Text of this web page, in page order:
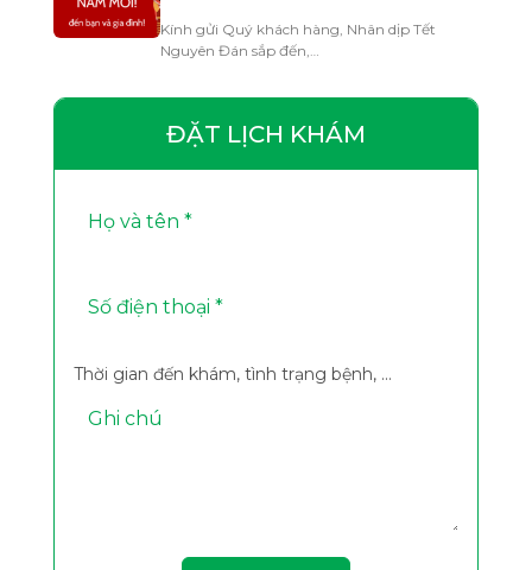
Kính gửi Quý khách hàng, Nhân dịp Tết
Nguyên Đán sắp đến,…
ĐẶT LỊCH KHÁM
Thời gian đến khám, tình trạng bệnh, ...